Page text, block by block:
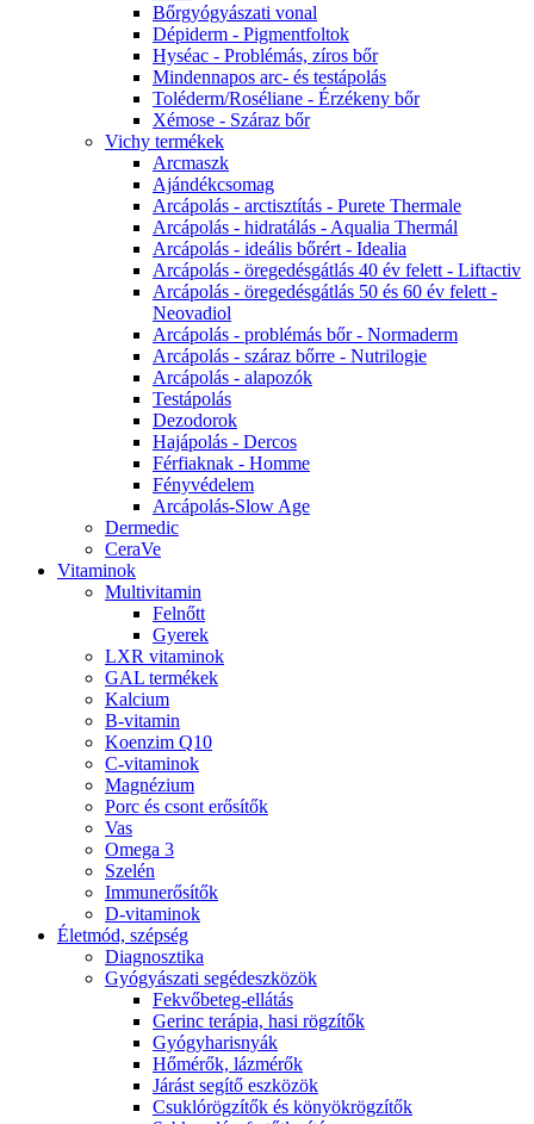
Bőrgyógyászati vonal
Dépiderm - Pigmentfoltok
Hyséac - Problémás, zíros bőr
Mindennapos arc- és testápolás
Toléderm/Roséliane - Érzékeny bőr
Xémose - Száraz bőr
Vichy termékek
Arcmaszk
Ajándékcsomag
Arcápolás - arctisztítás - Purete Thermale
Arcápolás - hidratálás - Aqualia Thermál
Arcápolás - ideális bőrért - Idealia
Arcápolás - öregedésgátlás 40 év felett - Liftactiv
Arcápolás - öregedésgátlás 50 és 60 év felett -
Neovadiol
Arcápolás - problémás bőr - Normaderm
Arcápolás - száraz bőrre - Nutrilogie
Arcápolás - alapozók
Testápolás
Dezodorok
Hajápolás - Dercos
Férfiaknak - Homme
Fényvédelem
Arcápolás-Slow Age
Dermedic
CeraVe
Vitaminok
Multivitamin
Felnőtt
Gyerek
LXR vitaminok
GAL termékek
Kalcium
B-vitamin
Koenzim Q10
C-vitaminok
Magnézium
Porc és csont erősítők
Vas
Omega 3
Szelén
Immunerősítők
D-vitaminok
Életmód, szépség
Diagnosztika
Gyógyászati segédeszközök
Fekvőbeteg-ellátás
Gerinc terápia, hasi rögzítők
Gyógyharisnyák
Hőmérők, lázmérők
Járást segítő eszközök
Csuklórögzítők és könyökrögzítők